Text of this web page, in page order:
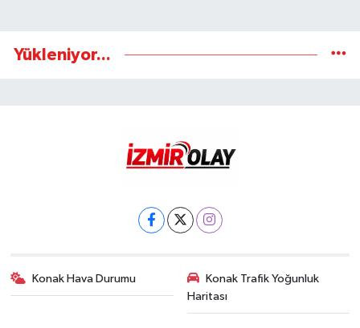
Yükleniyor...
Konak Hava Durumu
Konak Trafik Yoğunluk
Haritası